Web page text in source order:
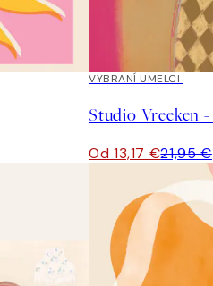
40%*
VYBRANÍ UMELCI
Od 13,17 €21,95 €